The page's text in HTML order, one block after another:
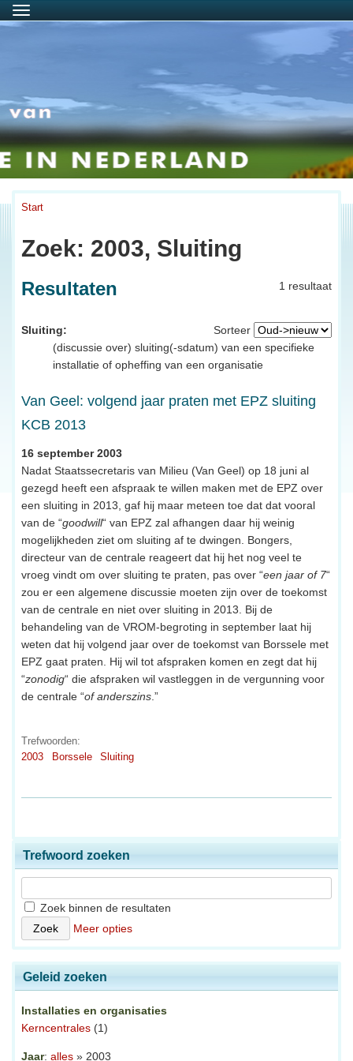
Menu
Start
Zoek: 2003, Sluiting
1 resultaat
Resultaten
Sorteer
Sluiting:
(discussie over) sluiting(-sdatum) van een specifieke
installatie of opheffing van een organisatie
Van Geel: volgend jaar praten met EPZ sluiting
KCB 2013
16 september 2003
Nadat Staatssecretaris van Milieu (Van Geel) op 18 juni al
gezegd heeft een afspraak te willen maken met de EPZ over
een sluiting in 2013, gaf hij maar meteen toe dat dat vooral
van de “goodwill“ van EPZ zal afhangen daar hij weinig
mogelijkheden ziet om sluiting af te dwingen. Bongers,
directeur van de centrale reageert dat hij het nog veel te
vroeg vindt om over sluiting te praten, pas over “een jaar of 7“
zou er een algemene discussie moeten zijn over de toekomst
van de centrale en niet over sluiting in 2013. Bij de
behandeling van de VROM-begroting in september laat hij
weten dat hij volgend jaar over de toekomst van Borssele met
EPZ gaat praten. Hij wil tot afspraken komen en zegt dat hij
“zonodig“ die afspraken wil vastleggen in de vergunning voor
de centrale “of anderszins .”
Trefwoorden:
2003
Borssele Sluiting
Trefwoord zoeken
Zoek binnen de resultaten
Meer opties
Geleid zoeken
Installaties en organisaties
Kerncentrales (1)
Jaar: alles » 2003